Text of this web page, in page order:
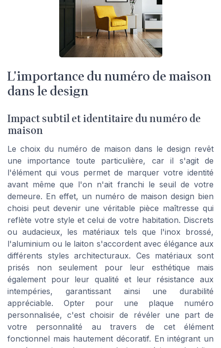
L'importance du numéro de maison
dans le design
Impact subtil et identitaire du numéro de
maison
Le choix du numéro de maison dans le design revêt
une importance toute particulière, car il s'agit de
l'élément qui vous permet de marquer votre identité
avant même que l'on n'ait franchi le seuil de votre
demeure. En effet, un numéro de maison design bien
choisi peut devenir une véritable pièce maîtresse qui
reflète votre style et celui de votre habitation. Discrets
ou audacieux, les matériaux tels que l'inox brossé,
l'aluminium ou le laiton s'accordent avec élégance aux
différents styles architecturaux. Ces matériaux sont
prisés non seulement pour leur esthétique mais
également pour leur qualité et leur résistance aux
intempéries, garantissant ainsi une durabilité
appréciable. Opter pour une plaque numéro
personnalisée, c'est choisir de révéler une part de
votre personnalité au travers de cet élément
fonctionnel mais hautement décoratif. En intégrant un